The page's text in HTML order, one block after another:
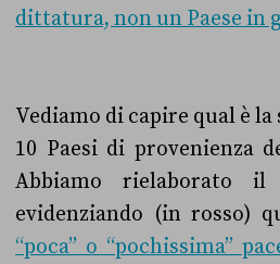
dittatura, non un Paese in
Vediamo di capire qual è
10 Paesi di provenienza
Abbiamo rielaborato
evidenziando (in rosso)
“poca” o “pochissima”